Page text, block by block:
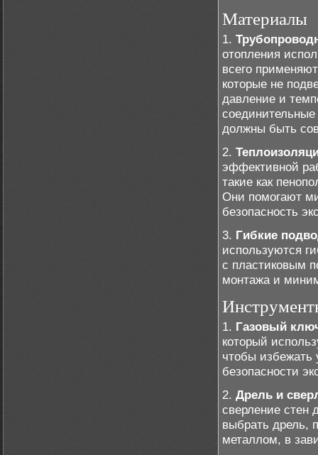
Материалы
1.
отопления
всего
которые не
давление и
должны быть
2.
эффективной
такие как
Они помогают
безопасность
3. Гибкие
используются
с пластиковым
монтажа и
1. Газовый
который
чтобы избежать
безопасности
2. Дрель и
сверление стен
выбрать дрель,
металлом, в